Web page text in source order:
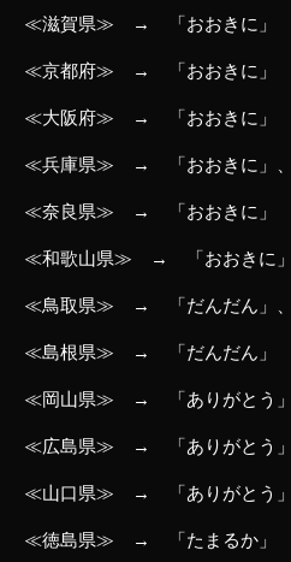
≪滋賀県≫ → 「おおきに」
≪京都府≫ → 「おおきに」
≪大阪府≫ → 「おおきに」
≪兵庫県≫ → 「おおきに」、
≪奈良県≫ → 「おおきに」
≪和歌山県≫ → 「おおきに」
≪鳥取県≫ → 「だんだん」、
≪島根県≫ → 「だんだん」
≪岡山県≫ → 「ありがとう」
≪広島県≫ → 「ありがとう」
≪山口県≫ → 「ありがとう」
≪徳島県≫ → 「たまるか」